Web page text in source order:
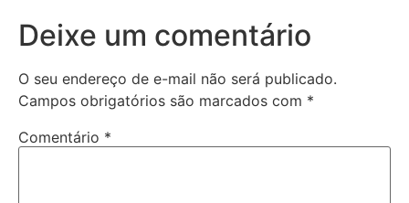
Deixe um comentário
O seu endereço de e-mail não será publicado.
Campos obrigatórios são marcados com *
Comentário *